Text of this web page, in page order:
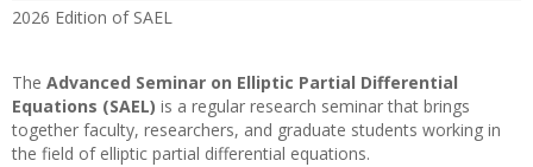
2026 Edition of SAEL
The Advanced Seminar on Elliptic Partial Differential
Equations (SAEL) is a regular research seminar that brings
together faculty, researchers, and graduate students working in
the field of elliptic partial differential equations.